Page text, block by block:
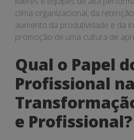
clima organizacional, da
aumento da produtividade e da
promoção de uma cultura de
Qual o Papel
Profissional na
e Profissional?